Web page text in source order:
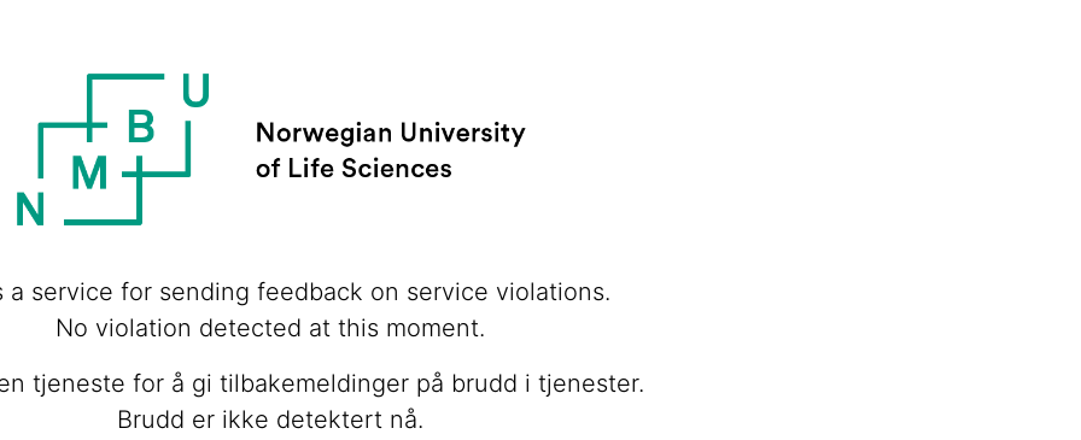
a service for sending feedback on service violations.
No violation detected at this moment.
tjeneste for å gi tilbakemeldinger på brudd i tjenester.
Brudd er ikke detektert nå.